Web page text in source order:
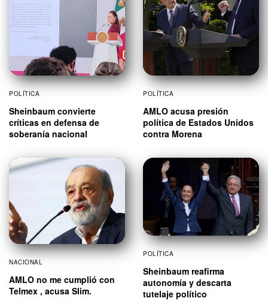
POLÍTICA
Sheinbaum convierte
críticas en defensa de
soberanía nacional
POLÍTICA
AMLO acusa presión
política de Estados Unidos
contra Morena
NACIONAL
AMLO no me cumplió con
Telmex , acusa Slim.
POLÍTICA
Sheinbaum reafirma
autonomía y descarta
tutelaje político